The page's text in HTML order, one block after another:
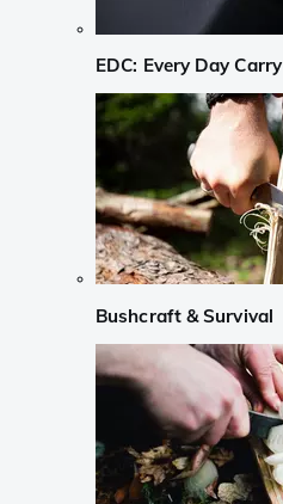
EDC: Every Day Carry
Bushcraft & Survival